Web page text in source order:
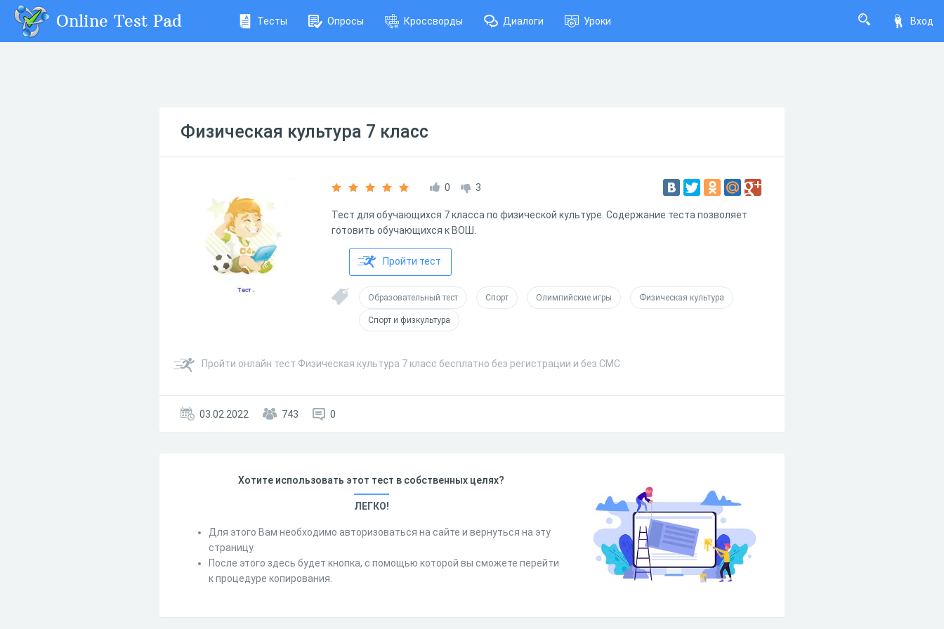
Вход
Online Test Pad Тесты Опросы Кроссворды Диалоги Уроки
Физическая культура 7 класс
0 3
Тест для обучающихся 7 класса по физической культуре. Содержание теста позволяет
готовить обучающихся к ВОШ.
Пройти тест
Образовательный тест Спорт Олимпийские игры Физическая культура
Спорт и физкультура
Пройти онлайн тест Физическая культура 7 класс бесплатно без регистрации и без СМС
03.02.2022 743 0
Хотите использовать этот тест в собственных целях?
ЛЕГКО!
Для этого Вам необходимо авторизоваться на сайте и вернуться на эту
страницу.
После этого здесь будет кнопка, с помощью которой вы сможете перейти
к процедуре копирования.